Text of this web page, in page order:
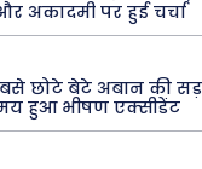
अकादमी पर हुई चर्चा
छोटे बेटे अबान की
हुआ भीषण एक्सीडेंट